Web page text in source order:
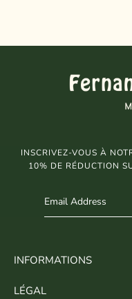
INFORMATIONS
LÉGAL
INSCRIVEZ-VOUS À
10% DE RÉDUCTION